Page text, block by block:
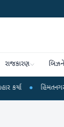
રાજકારણ
● હિંમતનગરમાં